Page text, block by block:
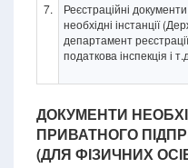
7.
Реєстраційні документи
необхідні інстанції
департамент
податкова інспекція і
ДОКУМЕНТИ
ПРИВАТНОГО
(ДЛЯ ФІЗИЧНИХ